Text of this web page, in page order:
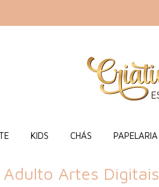
KIDS CHÁS PAPELARIA
Artes Digitais